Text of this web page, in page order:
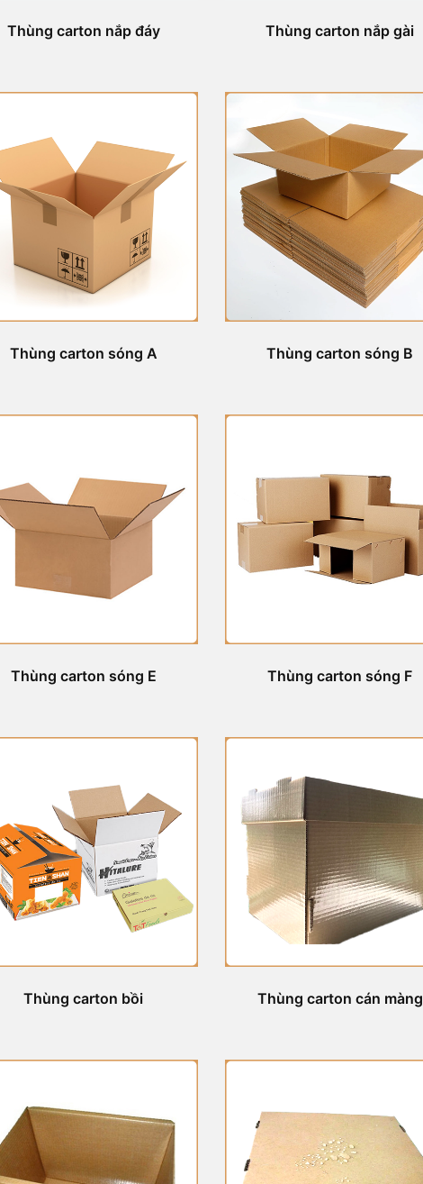
Thùng carton nắp đáy Thùng carton nắp gài
Thùng carton sóng A Thùng carton sóng B
Thùng carton sóng E Thùng carton sóng F
Thùng carton bồi Thùng carton cán màng